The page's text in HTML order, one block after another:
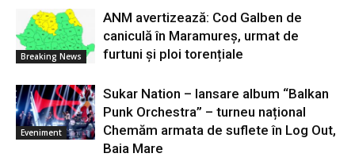
Breaking News
ANM avertizează: Cod Galben de
caniculă în Maramureș, urmat de
furtuni și ploi torențiale
Eveniment
Sukar Nation – lansare album “Balkan
Punk Orchestra” – turneu național
Chemăm armata de suflete în Log Out,
Baia Mare